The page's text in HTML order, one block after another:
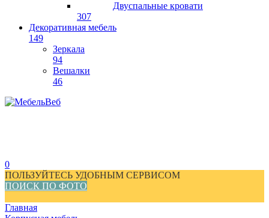
Двуспальные кровати
307
Декоративная мебель
149
Зеркала
94
Вешалки
46
0
ПОЛЬЗУЙТЕСЬ УДОБНЫМ СЕРВИСОМ
ПОИСК ПО ФОТО
Главная